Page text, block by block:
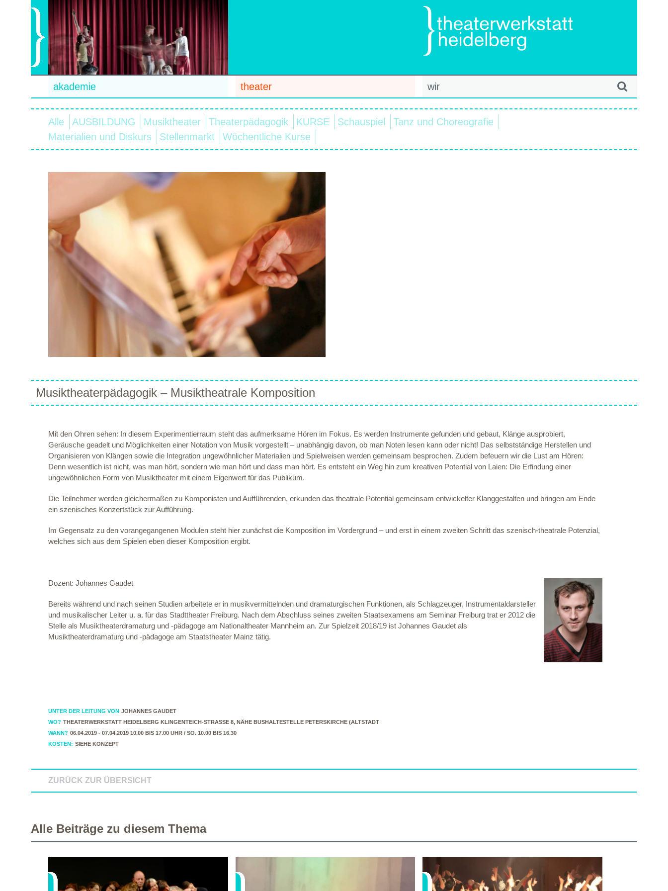
akademie theater wir
Alle AUSBILDUNG Musiktheater Theaterpädagogik KURSE Schauspiel
Tanz und Choreografie
Materialien und Diskurs
Stellenmarkt Wöchentliche Kurse
Musiktheaterpädagogik – Musiktheatrale Komposition
Mit den Ohren sehen: In diesem Experimentierraum steht das aufmerksame Hören im Fokus. Es werden Instrumente gefunden und gebaut, Klänge ausprobiert,
Geräusche geadelt und Möglichkeiten einer Notation von Musik vorgestellt – unabhängig davon, ob man Noten lesen kann oder nicht! Das selbstständige Herstellen und
Organisieren von Klängen sowie die Integration ungewöhnlicher Materialien und Spielweisen werden gemeinsam besprochen. Zudem befeuern wir die Lust am Hören:
Denn wesentlich ist nicht, was man hört, sondern wie man hört und dass man hört. Es entsteht ein Weg hin zum kreativen Potential von Laien: Die Erfindung einer
ungewöhnlichen Form von Musiktheater mit einem Eigenwert für das Publikum.
Die Teilnehmer werden gleichermaßen zu Komponisten und Aufführenden, erkunden das theatrale Potential gemeinsam entwickelter Klanggestalten und bringen am Ende
ein szenisches Konzertstück zur Aufführung.
Im Gegensatz zu den vorangegangenen Modulen steht hier zunächst die Komposition im Vordergrund – und erst in einem zweiten Schritt das szenisch-theatrale Potenzial,
welches sich aus dem Spielen eben dieser Komposition ergibt.
Dozent: Johannes Gaudet
Bereits während und nach seinen Studien arbeitete er in musikvermittelnden und dramaturgischen Funktionen, als Schlagzeuger, Instrumentaldarsteller
und musikalischer Leiter u. a. für das Stadttheater Freiburg. Nach dem Abschluss seines zweiten Staatsexamens am Seminar Freiburg trat er 2012 die
Stelle als Musiktheaterdramaturg und -pädagoge am Nationaltheater Mannheim an. Zur Spielzeit 2018/19 ist Johannes Gaudet als
Musiktheaterdramaturg und -pädagoge am Staatstheater Mainz tätig.
UNTER DER LEITUNG VON JOHANNES GAUDET
WO? THEATERWERKSTATT HEIDELBERG KLINGENTEICH-STRASSE 8, NÄHE BUSHALTESTELLE PETERSKIRCHE (ALTSTADT
WANN? 06.04.2019 - 07.04.2019 10.00 BIS 17.00 UHR / SO. 10.00 BIS 16.30
KOSTEN: SIEHE KONZEPT
ZURÜCK ZUR ÜBERSICHT
Alle Beiträge zu diesem Thema